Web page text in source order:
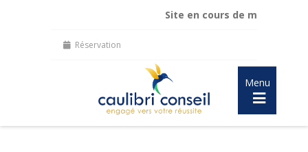
Site en cours de mise à jour :
Réservation
Menu